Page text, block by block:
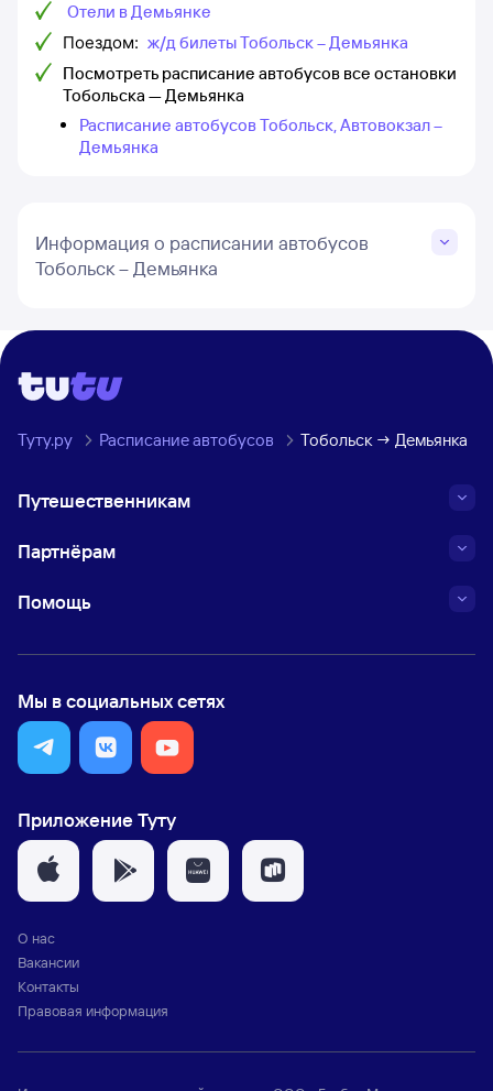
Отели в Демьянке
Поездом: ж/д билеты Тобольск – Демьянка
Посмотреть расписание автобусов все остановки
Тобольска — Демьянка
Расписание автобусов Тобольск, Автовокзал –
Демьянка
Информация о расписании автобусов
Тобольск – Демьянка
Туту.ру Расписание автобусов Тобольск → Демьянка
Путешественникам
Партнёрам
Помощь
Мы в социальных сетях
Приложение Туту
О нас
Вакансии
Контакты
Правовая информация